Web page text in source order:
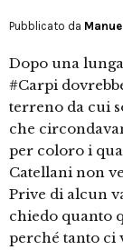
Pubblicato da
Dopo una
#Carpi
terreno da cui
che
per coloro i
Catellani non
Prive di alcun
chiedo quanto
perché tanto ci